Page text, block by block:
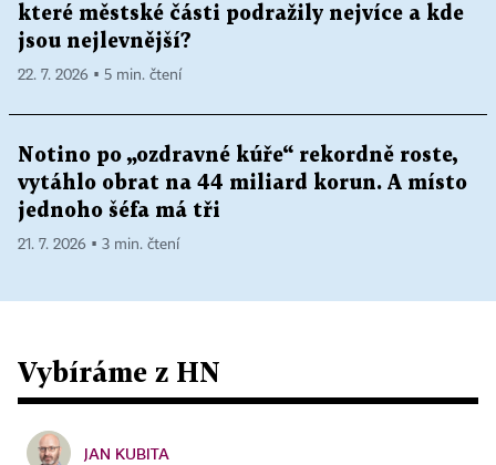
které městské části podražily nejvíce a kde
jsou nejlevnější?
22. 7. 2026 ▪ 5 min. čtení
Notino po „ozdravné kúře“ rekordně roste,
vytáhlo obrat na 44 miliard korun. A místo
jednoho šéfa má tři
21. 7. 2026 ▪ 3 min. čtení
Vybíráme z HN
JAN KUBITA